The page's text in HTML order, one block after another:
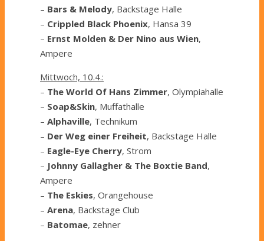
– Bars & Melody, Backstage Halle
– Crippled Black Phoenix, Hansa 39
– Ernst Molden & Der Nino aus Wien,
Ampere
Mittwoch, 10.4.:
– The World Of Hans Zimmer, Olympiahalle
– Soap&Skin, Muffathalle
– Alphaville, Technikum
– Der Weg einer Freiheit, Backstage Halle
– Eagle-Eye Cherry, Strom
– Johnny Gallagher & The Boxtie Band,
Ampere
– The Eskies, Orangehouse
– Arena, Backstage Club
– Batomae, zehner